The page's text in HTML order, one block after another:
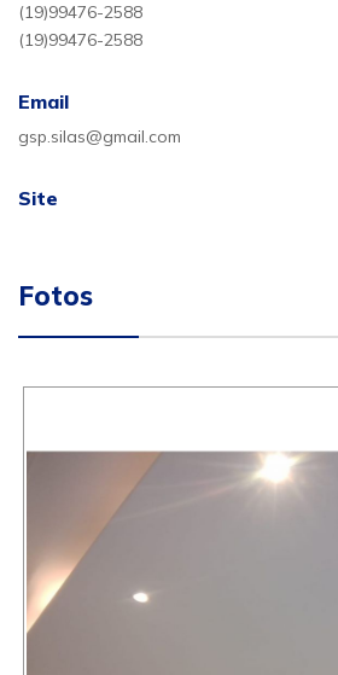
(19)99476-2588
(19)99476-2588
Email
gsp.silas@gmail.com
Site
Fotos